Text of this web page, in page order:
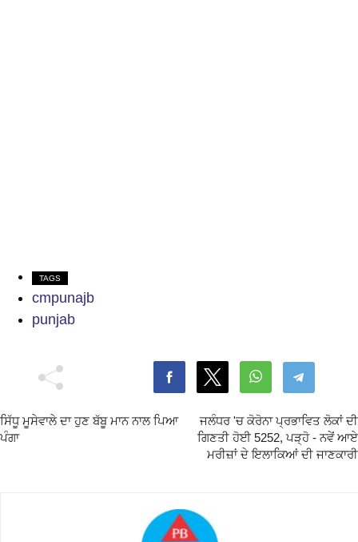
TAGS
cmpunajb
punjab
ਸਿੱਧੂ ਮੂਸੇਵਾਲੇ ਦਾ ਹੁਣ ਬੱਬੂ ਮਾਨ ਨਾਲ ਪਿਆ
ਪੰਗਾ
ਜਲੰਧਰ 'ਚ ਕੋਰੋਨਾ ਪ੍ਰਭਾਵਿਤ ਲੋਕਾਂ ਦੀ
ਗਿਣਤੀ ਹੋਈ 5252, ਪੜ੍ਹੋ - ਨਵੇਂ ਆਏ
ਮਰੀਜ਼ਾਂ ਦੇ ਇਲਾਕਿਆਂ ਦੀ ਜਾਣਕਾਰੀ